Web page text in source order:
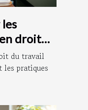
droit
du travail
les pratiques